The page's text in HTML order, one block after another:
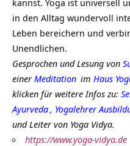
in den Alltag wundervoll
Leben bereichern und
Unendlichen.
Gesprochen und Lesung von
einerMeditation im Haus
klicken für weitere Infos zu:
Ayurveda, Yogalehrer
und Leiter von Yoga Vidya.
https://www.yoga-vidya.de